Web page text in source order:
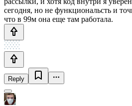
сегодня, но не функциональсть и
что в 99м она еще там работала.
Reply